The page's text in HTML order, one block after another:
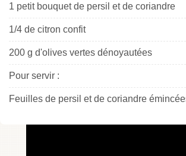
1 petit bouquet de persil et de coriandre
1/4 de citron confit
200 g d'olives vertes dénoyautées
Pour servir :
Feuilles de persil et de coriandre